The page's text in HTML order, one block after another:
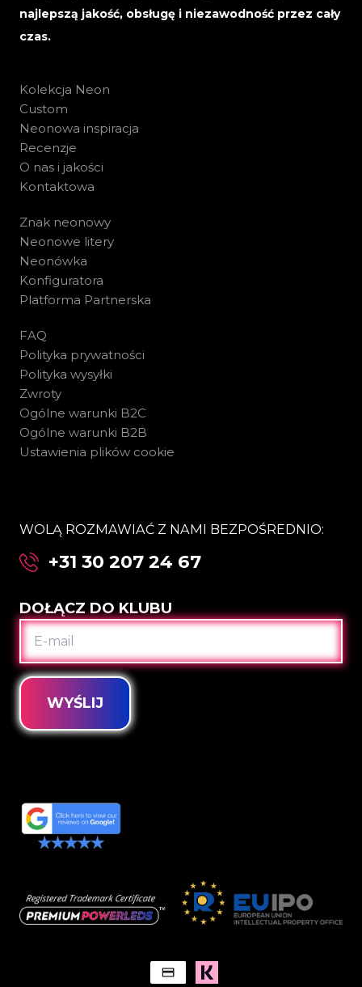
najlepszą jakość, obsługę i niezawodność przez cały
czas.
Kolekcja Neon
Custom
Neonowa inspiracja
Recenzje
O nas i jakości
Kontaktowa
Znak neonowy
Neonowe litery
Neonówka
Konfiguratora
Platforma Partnerska
FAQ
Polityka prywatności
Polityka wysyłki
Zwroty
Ogólne warunki B2C
Ogólne warunki B2B
Ustawienia plików cookie
WOLĄ ROZMAWIAĆ Z NAMI BEZPOŚREDNIO:
+31 30 207 24 67
DOŁĄCZ DO KLUBU
E-
MAIL
WYŚLIJ